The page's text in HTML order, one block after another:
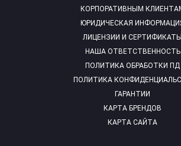
КОРПОРАТИВНЫМ
ЮРИДИЧЕСКАЯ
ЛИЦЕНЗИИ И СЕРТИФИКАТЫ
НАША ОТВЕТСТВЕННОСТЬ
ПОЛИТИКА ОБРАБОТКИ ПД
ПОЛИТИКА
ГАРАНТИИ
КАРТА БРЕНДОВ
КАРТА САЙТА